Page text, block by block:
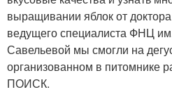
выращивании яблок от
ведущего специалиста ФНЦ
Савельевой мы смогли на
организованном в питомнике
ПОИСК.